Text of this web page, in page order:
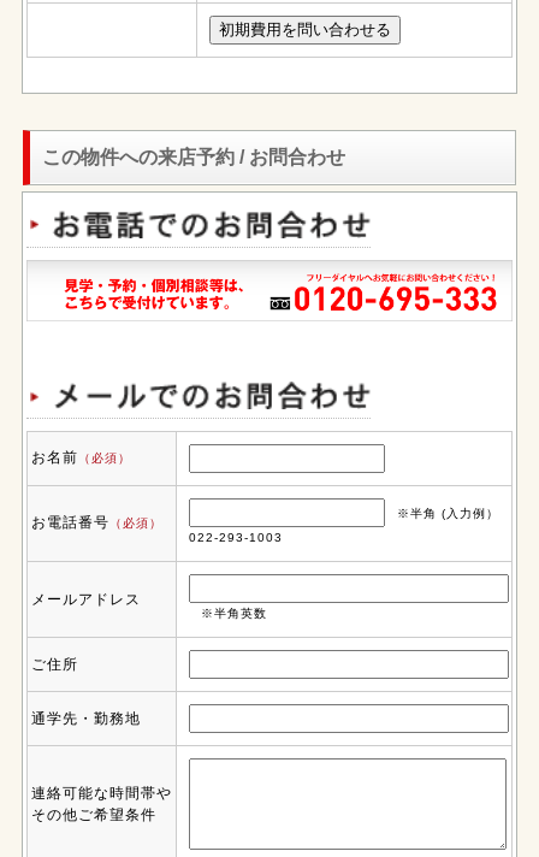
この物件への来店予約 / お問合わせ
お名前 （必須）
お電話番号 （必須）
※半角 (入力例）
022-293-1003
メールアドレス
※半角英数
ご住所
通学先・勤務地
連絡可能な時間帯や
その他ご希望条件